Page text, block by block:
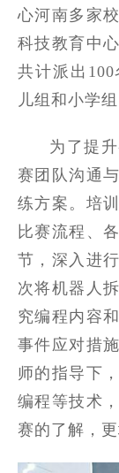
心河南多家
科技教育中
共计派出
儿组和小学
为了提
赛团队沟通
练方案。培
比赛流程、
节，深入进
次将机器人
究编程内容
事件应对措
师的指导下
编程等技术
赛的了解，